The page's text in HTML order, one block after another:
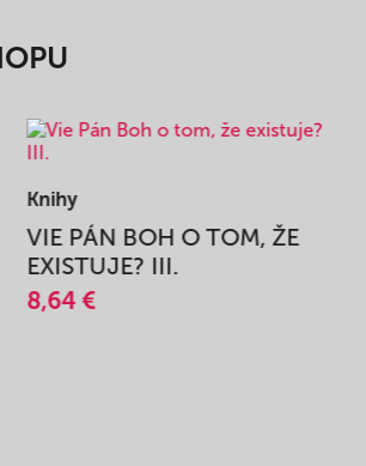
Knihy
VIE PÁN BOH O TOM, ŽE
EXISTUJE? III.
8,64 €